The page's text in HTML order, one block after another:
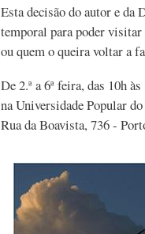
Esta decisão do autor e da
temporal para poder visitar
ou quem o queira voltar a
De 2.ª a 6ª feira, das 10h
na Universidade Popular
Rua da Boavista, 736 -